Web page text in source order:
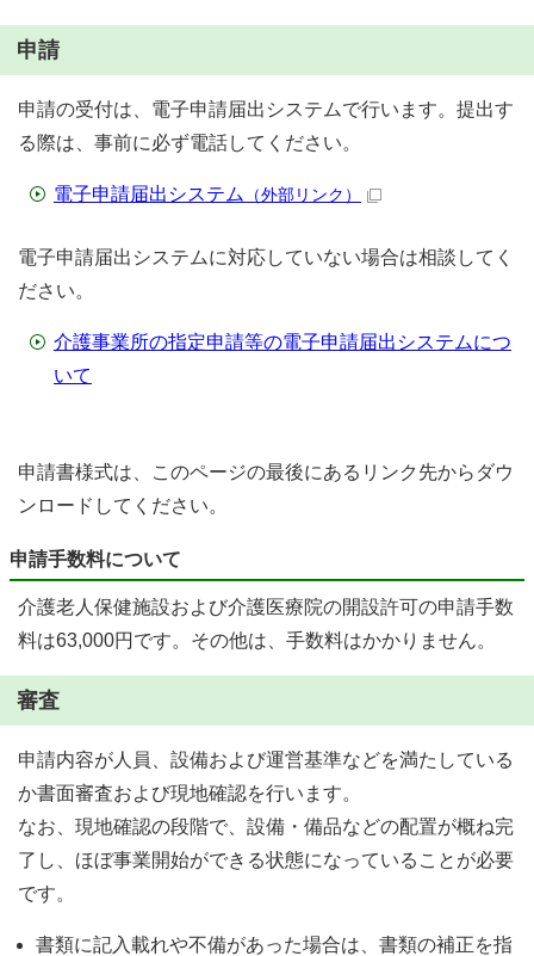
申請
申請の受付は、電子申請届出システムで行います。提出す
る際は、事前に必ず電話してください。
電子申請届出システム （外部リンク）
電子申請届出システムに対応していない場合は相談してく
ださい。
介護事業所の指定申請等の電子申請届出システムにつ
いて
申請書様式は、このページの最後にあるリンク先からダウ
ンロードしてください。
申請手数料について
介護老人保健施設および介護医療院の開設許可の申請手数
料は63,000円です。その他は、手数料はかかりません。
審査
申請内容が人員、設備および運営基準などを満たしている
か書面審査および現地確認を行います。
なお、現地確認の段階で、設備・備品などの配置が概ね完
了し、ほぼ事業開始ができる状態になっていることが必要
です。
書類に記入載れや不備があった場合は、書類の補正を指